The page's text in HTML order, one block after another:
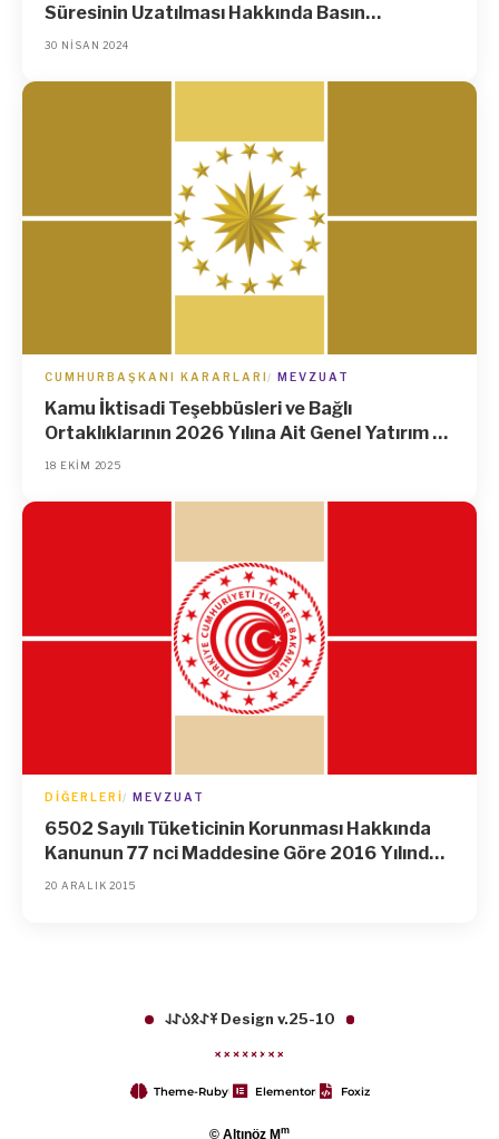
Süresinin Uzatılması Hakkında Basın
Duyurusu
30 NISAN 2024
CUMHURBAŞKANI KARARLARI MEVZUAT
Kamu İktisadi Teşebbüsleri ve Bağlı
Ortaklıklarının 2026 Yılına Ait Genel Yatırım ve
Finansman Programının Tespit Edilmesi
18 EKIM 2025
DIĞERLERI MEVZUAT
6502 Sayılı Tüketicinin Korunması Hakkında
Kanunun 77 nci Maddesine Göre 2016 Yılında
Uygulanacak Olan İdari Para Cezalarına İlişkin
20 ARALIK 2015
𐱁𐰀𐰋𐰉𐰀𐰞 Design v.25-10
Theme-Ruby Elementor Foxiz
© Altınöz Mm